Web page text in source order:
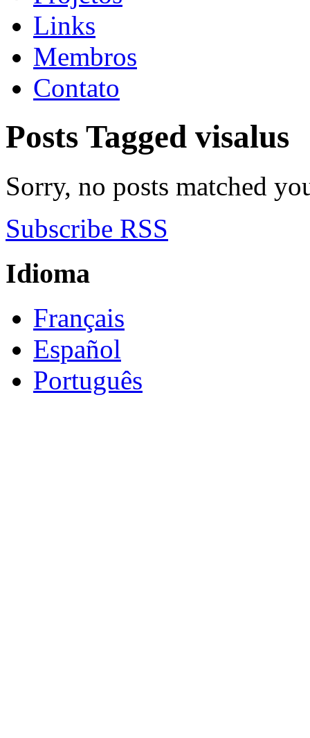
Links
Membros
Contato
Posts Tagged visalus
Sorry, no posts matched
Subscribe RSS
Idioma
Français
Español
Português